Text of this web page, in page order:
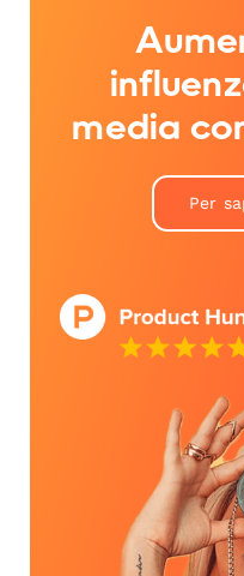
media
Per